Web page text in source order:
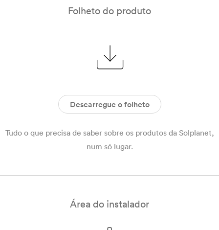
Folheto do produto
Descarregue o folheto
Tudo o que precisa de saber sobre os produtos da Solplanet,
num só lugar.
Área do instalador